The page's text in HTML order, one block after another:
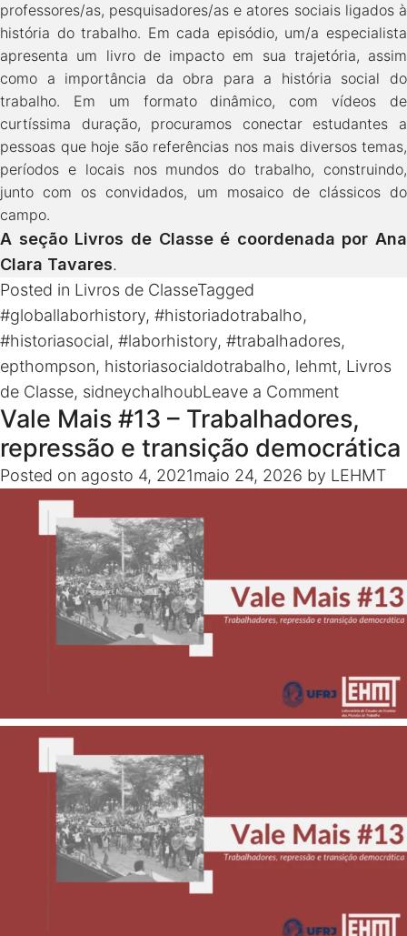
professores/as, pesquisadores/as e atores sociais ligados à
história do trabalho. Em cada episódio, um/a especialista
apresenta um livro de impacto em sua trajetória, assim
como a importância da obra para a história social do
trabalho. Em um formato dinâmico, com vídeos de
curtíssima duração, procuramos conectar estudantes a
pessoas que hoje são referências nos mais diversos temas,
períodos e locais nos mundos do trabalho, construindo,
junto com os convidados, um mosaico de clássicos do
campo.
A seção Livros de Classe é coordenada por Ana
Clara Tavares.
Posted in Livros de ClasseTagged
#globallaborhistory, #historiadotrabalho,
#historiasocial, #laborhistory, #trabalhadores,
epthompson, historiasocialdotrabalho, lehmt, Livros
de Classe, sidneychalhoubLeave a Commenton
Livros
de
Classe
#03:
de
E.
por
Sidney
Vale Mais #13 – Trabalhadores,
repressão e transição democrática
Posted on agosto 4, 2021maio 24, 2026 by LEHMT